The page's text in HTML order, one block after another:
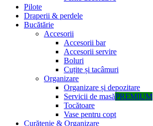
Pilote
Draperii & perdele
Bucătărie
Accesorii
Accesorii bar
Accesorii servire
Boluri
Cuțite și tacâmuri
Organizare
Organizare și depozitare
Servicii de masăPREMIUM
Tocătoare
Vase pentru copt
Curățenie & Organizare